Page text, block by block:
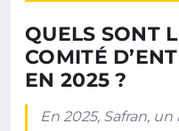
QUELS SONT
COMITÉ
EN 2025 ?
En 2025, Safran,